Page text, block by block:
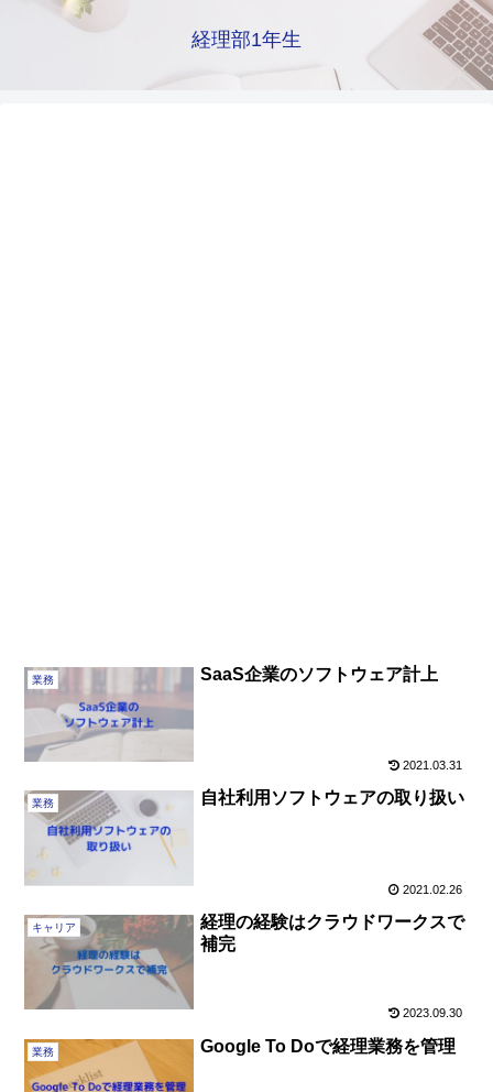
経理部1年生
業務 SaaS企業のソフトウェア計上
2021.03.31
業務 自社利用ソフトウェアの取り扱い
2021.02.26
キャリア
経理の経験はクラウドワークスで
補完
2023.09.30
業務 Google To Doで経理業務を管理